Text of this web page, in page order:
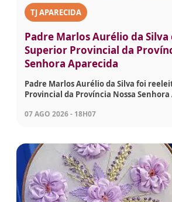
TJ APARECIDA
Padre Marlos Aurélio da
Superior Provincial da
Senhora Aparecida
Padre Marlos Aurélio da Silva foi
Provincial da Província Nossa
07 AGO 2026 - 18H07